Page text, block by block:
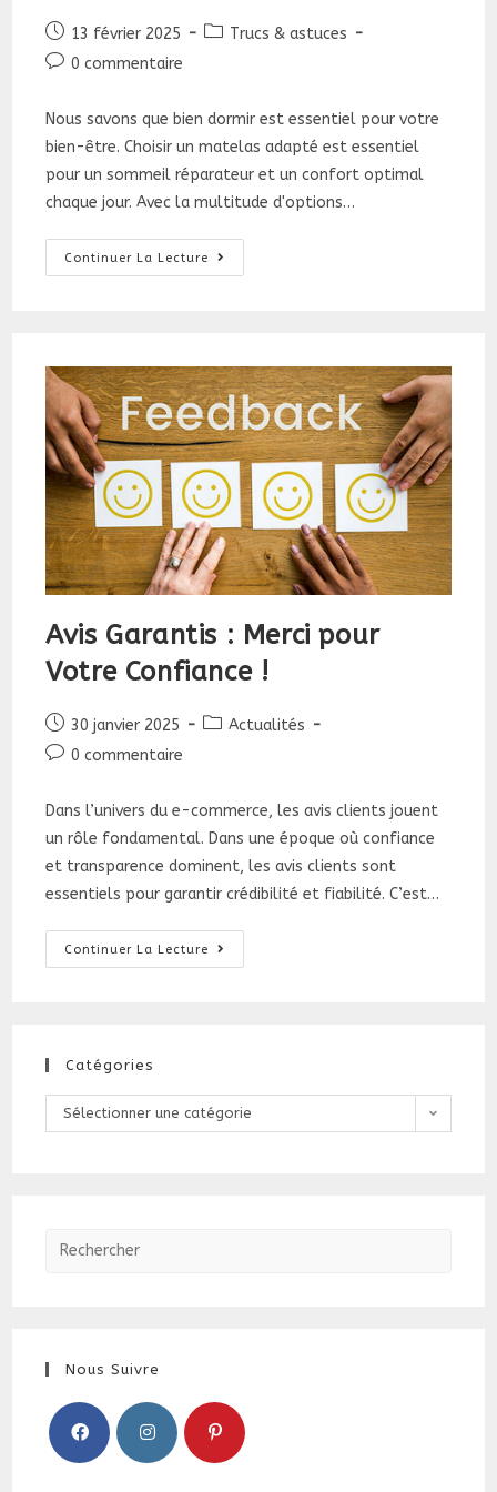
Publication
publiée :
13 février 2025
PostTrucs & astuces
Commentaires
la
0 commentaire
Nous savons que bien dormir est essentiel pour votre
bien-être. Choisir un matelas adapté est essentiel
pour un sommeil réparateur et un confort optimal
chaque jour. Avec la multitude d'options…
Continuer La Lecture
Bien
Choisir
Ultime
Avis Garantis : Merci pour
Votre Confiance !
Publication
publiée :
30 janvier 2025
PostActualités
Commentaires
la
0 commentaire
Dans l’univers du e-commerce, les avis clients jouent
un rôle fondamental. Dans une époque où confiance
et transparence dominent, les avis clients sont
essentiels pour garantir crédibilité et fiabilité. C’est…
Continuer La Lecture
Avis
Garantis
Catégories
Catégories
Sélectionner une catégorie
Nous Suivre